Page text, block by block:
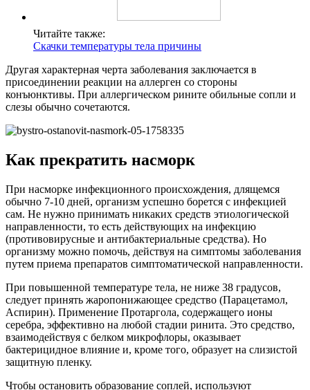
Читайте также:
Скачки температуры тела причины
Другая характерная черта заболевания заключается в
присоединении реакции на аллерген со стороны
конъюнктивы. При аллергическом рините обильные сопли и
слезы обычно сочетаются.
Как прекратить насморк
При насморке инфекционного происхождения, длящемся
обычно 7-10 дней, организм успешно борется с инфекцией
сам. Не нужно принимать никаких средств этиологической
направленности, то есть действующих на инфекцию
(противовирусные и антибактериальные средства). Но
организму можно помочь, действуя на симптомы заболевания
путем приема препаратов симптоматической направленности.
При повышенной температуре тела, не ниже 38 градусов,
следует принять жаропонижающее средство (Парацетамол,
Аспирин). Применение Протаргола, содержащего ионы
серебра, эффективно на любой стадии ринита. Это средство,
взаимодействуя с белком микрофлоры, оказывает
бактерицидное влияние и, кроме того, образует на слизистой
защитную пленку.
Чтобы остановить образование соплей, используют